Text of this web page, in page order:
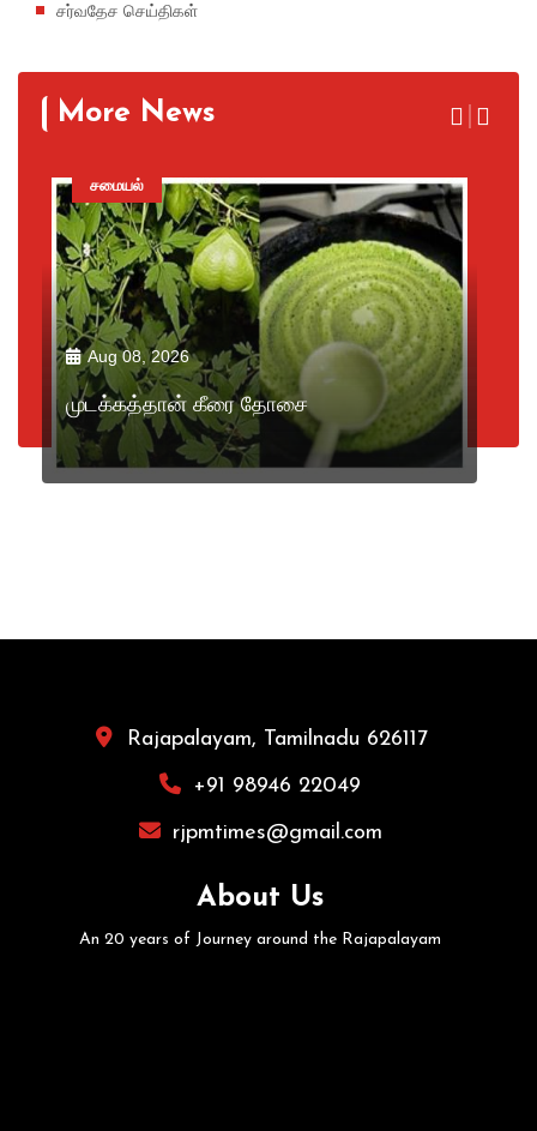
சர்வதேச செய்திகள்
More News
Aug 08, 2026
முடக்கத்தான் கீரை தோசை
சமையல்
Rajapalayam, Tamilnadu 626117
+91 98946 22049
rjpmtimes@gmail.com
About Us
An 20 years of Journey around the Rajapalayam